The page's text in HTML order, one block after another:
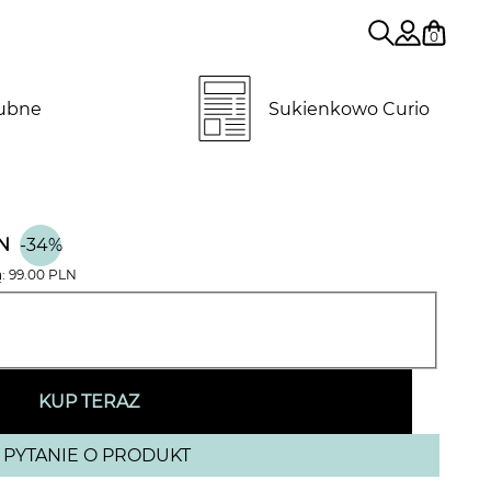
0
Sukienkowo Curio
-34%
99.00 PLN
KUP TERAZ
PYTANIE O PRODUKT